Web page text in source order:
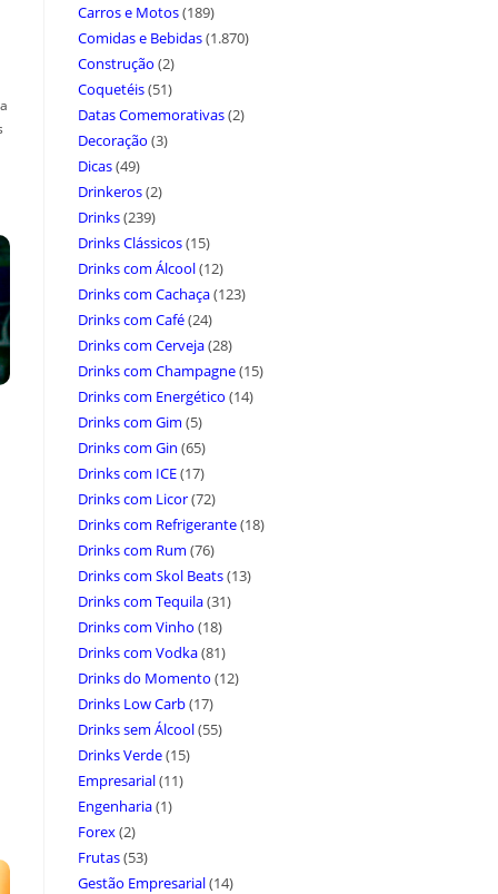
Carros e Motos(189)
Comidas e Bebidas(1.870)
Construção (2)
Coquetéis(51)
Datas Comemorativas(2)
Decoração (3)
Dicas(49)
Drinkeros(2)
Drinks(239)
Drinks Clássicos(15)
Drinks com Álcool(12)
Drinks com Cachaça(123)
Drinks com Café(24)
Drinks com Cerveja(28)
Drinks com Champagne(15)
Drinks com Energético (14)
Drinks com Gim (5)
Drinks com Gin (65)
Drinks com ICE(17)
Drinks com Licor(72)
Drinks com Refrigerante(18)
Drinks com Rum (76)
Drinks com Skol Beats(13)
Drinks com Tequila(31)
Drinks com Vinho (18)
Drinks com Vodka(81)
Drinks do Momento (12)
Drinks Low Carb(17)
Drinks sem Álcool(55)
Drinks Verde(15)
Empresarial(11)
Engenharia(1)
Forex(2)
Frutas(53)
Gestão Empresarial(14)